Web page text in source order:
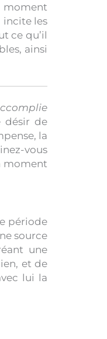
moment
incite les
ce qu’il
ainsi
désir de
la
vous
moment
période
source
une
et de
lui la